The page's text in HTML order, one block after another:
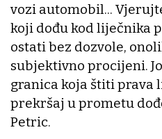
vozi automobil...
koji dođu kod liječnika
ostati bez dozvole,
subjektivno procijeni.
granica koja štiti prava
prekršaj u prometu
Petric.